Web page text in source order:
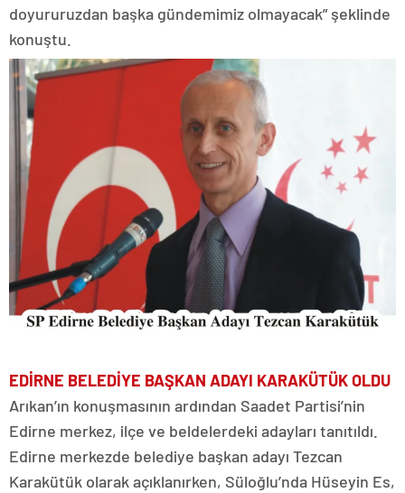
doyururuzdan başka gündemimiz olmayacak” şeklinde
konuştu.
EDİRNE BELEDİYE BAŞKAN ADAYI KARAKÜTÜK OLDU
Arıkan’ın konuşmasının ardından Saadet Partisi’nin
Edirne merkez, ilçe ve beldelerdeki adayları tanıtıldı.
Edirne merkezde belediye başkan adayı Tezcan
Karakütük olarak açıklanırken, Süloğlu’nda Hüseyin Es,